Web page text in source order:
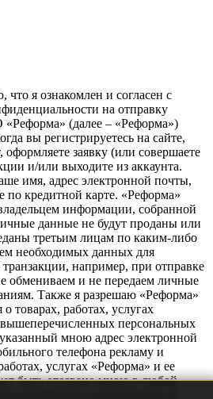
я ознакомлен и согласен с
на отправку
(далее – «Реформа»)
вы регистрируетесь на сайте,
оформляете заявку (или совершаете
и/или выходите из аккаунта.
имя, адрес электронной почты,
по кредитной карте. «Реформа»
информации, собранной
данные не будут проданы или
третьим лицам по каким-либо
необходимых данных для
например, при отправке
обмениваем и не передаем личные
Также я разрешаю «Реформа»
товарах, работах, услугах
вышеперечисленных персональных
мною адрес электронной
телефона рекламу и
услугах «Реформа» и ее
быть отозвано мною в любой